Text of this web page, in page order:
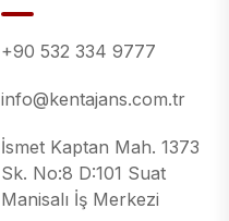
+90 532 334 9777
info@kentajans.com.tr
İsmet Kaptan Mah. 1373
Sk. No:8 D:101 Suat
Manisalı İş Merkezi